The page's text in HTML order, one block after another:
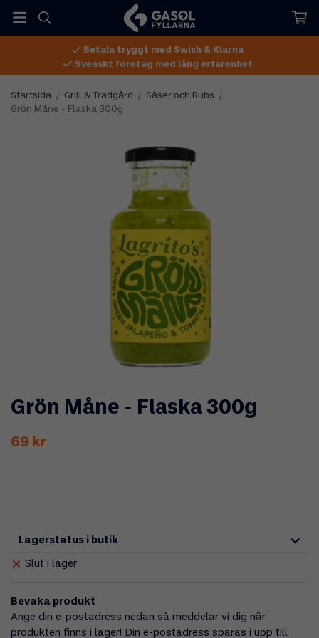
Betala tryggt med Swish & Klarna
Svenskt företag med lång erfarenhet
Startsida / Grill & Trädgård / Såser och Rubs
/
Grön Måne - Flaska 300g
Grön Måne - Flaska 300g
69 kr
Lagerstatus i butik
Slut i lager
Bevaka produkt
Ange din e-postadress nedan så meddelar vi dig när
produkten finns i lager! Din e-postadress sparas i upp till